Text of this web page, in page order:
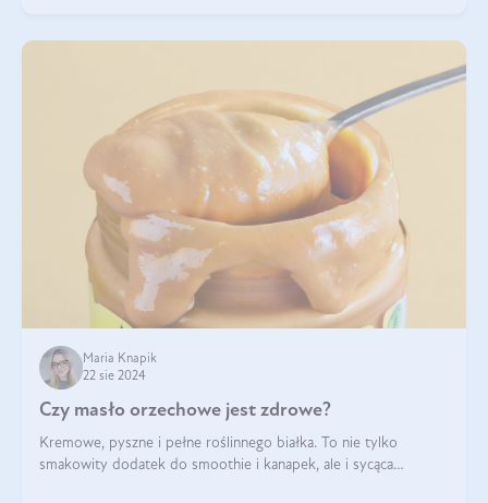
Maria Knapik
22 sie 2024
Czy masło orzechowe jest zdrowe?
Kremowe, pyszne i pełne roślinnego białka. To nie tylko
smakowity dodatek do smoothie i kanapek, ale i sycąca